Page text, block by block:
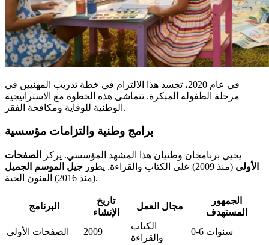
في عام 2020، تجسد هذا الالتزام في خطة تدريب المهنيين في
مرحلة الطفولة المبكرة. تتماشى هذه الخطوة مع الاستراتيجية
الوطنية للوقاية ومكافحة الفقر.
برامج وطنية والتزامات مؤسسية
يحيي برنامجان وطنيان هذا المشهد المؤسسي. يركز
الصفحات
الأولى (منذ 2009) على الكتاب والقراءة. يطور
جيل الموسم الجميل
(منذ 2016) الفنون الحية.
البرنامج
تاريخ
الإنشاء
مجال العمل
الجمهور
المستهدف
الصفحات الأولى
2009
الكتاب
والقراءة
0-6 سنوات